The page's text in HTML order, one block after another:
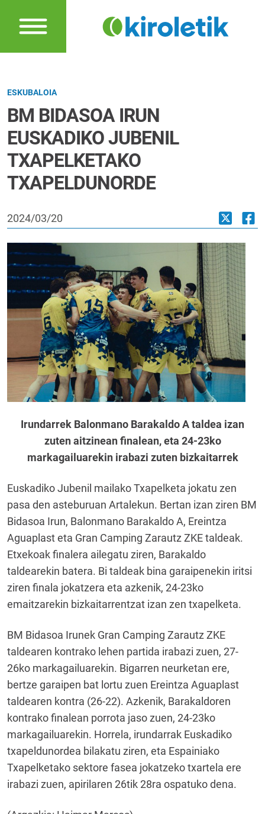
ESKUBALOIA
BM BIDASOA IRUN
EUSKADIKO JUBENIL
TXAPELKETAKO
TXAPELDUNORDE
2024/03/20
Irundarrek Balonmano Barakaldo A taldea izan
zuten aitzinean finalean, eta 24-23ko
markagailuarekin irabazi zuten bizkaitarrek
Euskadiko Jubenil mailako Txapelketa jokatu zen
pasa den asteburuan Artalekun. Bertan izan ziren BM
Bidasoa Irun, Balonmano Barakaldo A, Ereintza
Aguaplast eta Gran Camping Zarautz ZKE taldeak.
Etxekoak finalera ailegatu ziren, Barakaldo
taldearekin batera. Bi taldeak bina garaipenekin iritsi
ziren finala jokatzera eta azkenik, 24-23ko
emaitzarekin bizkaitarrentzat izan zen txapelketa.
BM Bidasoa Irunek Gran Camping Zarautz ZKE
taldearen kontrako lehen partida irabazi zuen, 27-
26ko markagailuarekin. Bigarren neurketan ere,
bertze garaipen bat lortu zuen Ereintza Aguaplast
taldearen kontra (26-22). Azkenik, Barakaldoren
kontrako finalean porrota jaso zuen, 24-23ko
markagailuarekin. Horrela, irundarrak Euskadiko
txapeldunordea bilakatu ziren, eta Espainiako
Txapelketako sektore fasea jokatzeko txartela ere
irabazi zuen, apirilaren 26tik 28ra ospatuko dena.